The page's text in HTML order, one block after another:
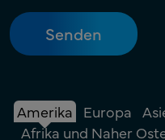
Amerika Europa
Afrika und Naher